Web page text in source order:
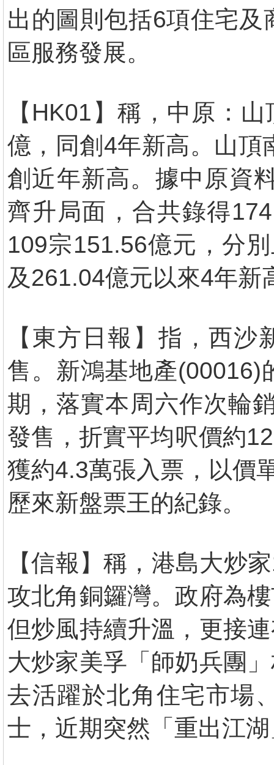
出的圖則包括6項住宅
區服務發展。
【HK01】稱，中原：
億，同創4年新高。山頂
創近年新高。據中原資
齊升局面，合共錄得
109宗151.56億元，分
及261.04億元以來4年新
【東方日報】指，西
售。新鴻基地產(00016)
期，落實本周六作次輪
發售，折實平均呎價約
獲約4.3萬張入票，以價
歷來新盤票王的紀錄。
【信報】稱，港島大炒
攻北角銅鑼灣。政府為
但炒風持續升溫，更接
大炒家美孚「師奶兵團
去活躍於北角住宅市場
士，近期突然「重出江